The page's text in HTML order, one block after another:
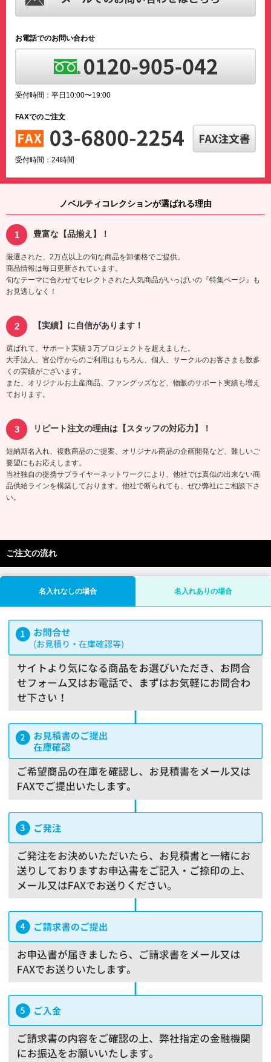
お電話でのお問い合わせ
受付時間：平日10:00〜19:00
FAXでのご注文
受付時間：24時間
ノベルティコレクションが選ばれる理由
豊富な【品揃え】！
厳選された、2万点以上の旬な商品を卸価格でご提供。
商品情報は毎日更新されています。
旬なテーマに合わせてセレクトされた人気商品がいっぱいの『特集ページ』も
お見逃しなく！
【実績】に自信があります！
選ばれて、サポート実績３万プロジェクトを超えました。
大手法人、官公庁からのご利用はもちろん、個人、サークルのお客さまも数多
くの実績がございます。
また、オリジナルお土産商品、ファングッズなど、物販のサポート実績も増え
ております。
リピート注文の理由は【スタッフの対応力】！
短納期名入れ、複数商品のご提案、オリジナル商品の企画開発など、難しいご
要望にもお応えします。
当社独自の提携サプライヤーネットワークにより、他社では真似の出来ない商
品供給ラインを構築しております。他社で断られても、ぜひ弊社にご相談下さ
い。
ご注文の流れ
名入れなしの場合 名入れありの場合